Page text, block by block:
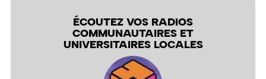
ÉCOUTEZ VOS RADIOS
COMMUNAUTAIRES ET
UNIVERSITAIRES LOCALES